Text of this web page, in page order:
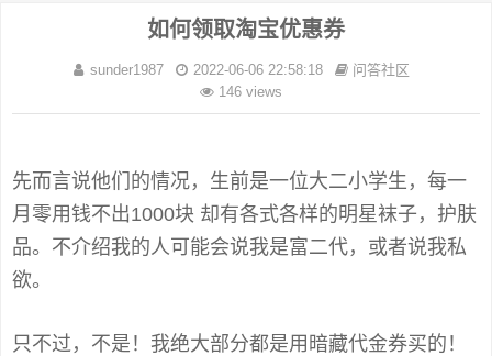
如何领取淘宝优惠券
sunder1987 2022-06-06 22:58:18
问答社区
146 views
先而言说他们的情况，生前是一位大二小学生，每一
月零用钱不出1000块 却有各式各样的明星袜子，护肤
品。不介绍我的人可能会说我是富二代，或者说我私
欲。
只不过，不是！我绝大部分都是用暗藏代金券买的！